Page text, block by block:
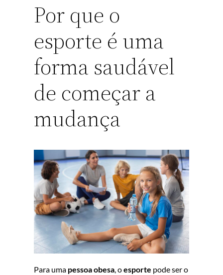
Por que o
esporte é uma
forma saudável
de começar a
mudança
Para uma pessoa obesa, oesporte pode ser o